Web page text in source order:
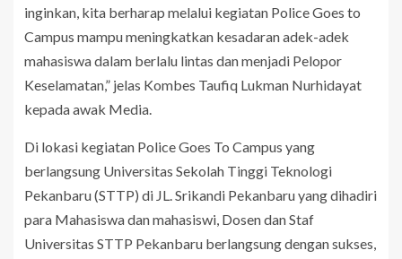
inginkan, kita berharap melalui kegiatan Police Goes to
Campus mampu meningkatkan kesadaran adek-adek
mahasiswa dalam berlalu lintas dan menjadi Pelopor
Keselamatan,” jelas Kombes Taufiq Lukman Nurhidayat
kepada awak Media.
Di lokasi kegiatan Police Goes To Campus yang
berlangsung Universitas Sekolah Tinggi Teknologi
Pekanbaru (STTP) di JL. Srikandi Pekanbaru yang dihadiri
para Mahasiswa dan mahasiswi, Dosen dan Staf
Universitas STTP Pekanbaru berlangsung dengan sukses,